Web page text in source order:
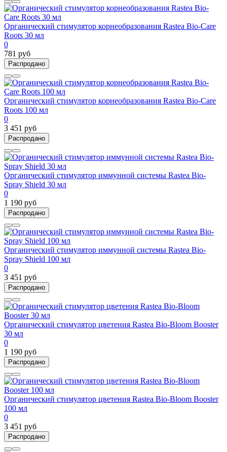
Органический стимулятор корнеобразования Rastea Bio-Care
Roots 30 мл
0
781 руб
Распродано
Органический стимулятор корнеобразования Rastea Bio-Care
Roots 100 мл
0
3 451 руб
Распродано
Органический стимулятор иммунной системы Rastea Bio-
Spray Shield 30 мл
0
1 190 руб
Распродано
Органический стимулятор иммунной системы Rastea Bio-
Spray Shield 100 мл
0
3 451 руб
Распродано
Органический стимулятор цветения Rastea Bio-Bloom Booster
30 мл
0
1 190 руб
Распродано
Органический стимулятор цветения Rastea Bio-Bloom Booster
100 мл
0
3 451 руб
Распродано